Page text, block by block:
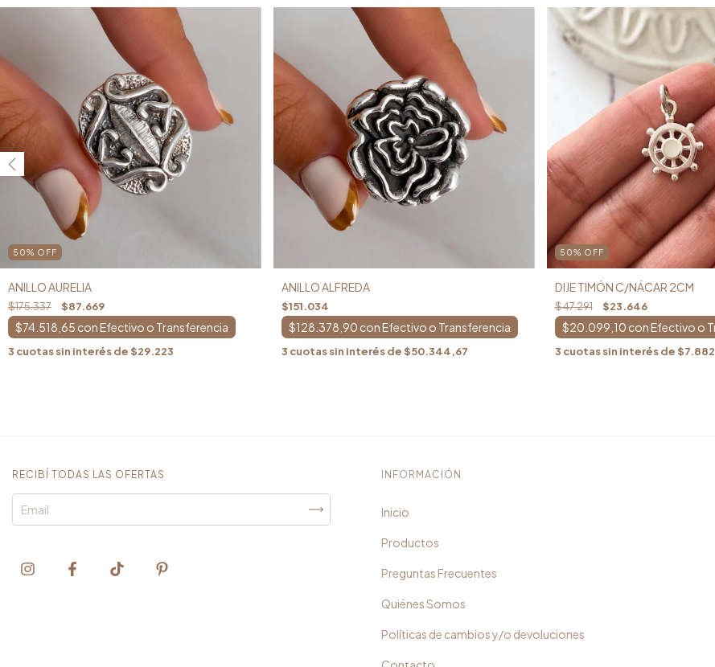
50% OFF
ANILLO AURELIA
$175.337 $87.669
$74.518,65 con
3 cuotas sin interés de$29.223
ANILLO ALFREDA
$151.034
$128.378,90 con
3 cuotas sin interés de$50.344,67
50% OFF
DIJE TIMÓN C/NÁCAR 2CM
$47.291 $23.646
$20.099,10 con
3 cuotas sin interés de$7.882
RECIBÍ TODAS LAS OFERTAS INFORMACIÓN
Inicio
Productos
Preguntas Frecuentes
Quiénes Somos
Políticas de cambios y/o devoluciones